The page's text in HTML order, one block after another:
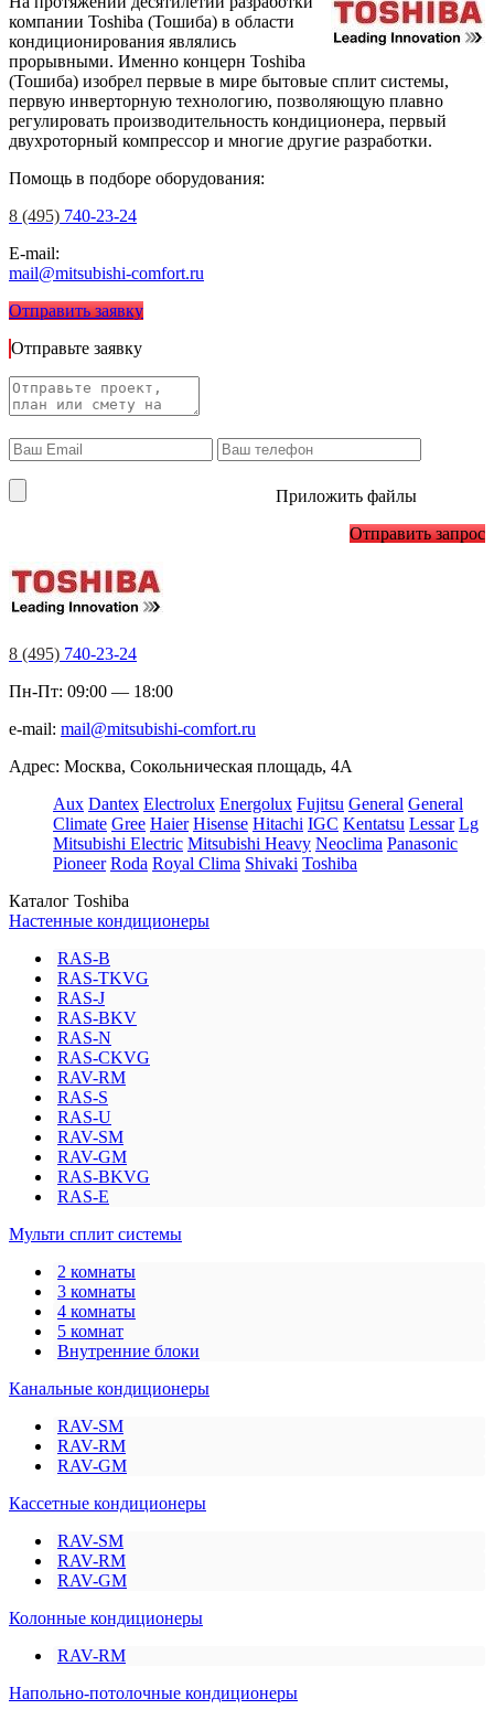
компании Toshiba (Тошиба) в области
кондиционирования являлись
прорывными. Именно концерн Toshiba
(Тошиба) изобрел первые в мире бытовые сплит системы,
первую инверторную технологию, позволяющую плавно
регулировать производительность кондиционера, первый
двухроторный компрессор и многие другие разработки.
Помощь в подборе оборудования:
8 (495) 740-23-24
E-mail:
mail@mitsubishi-comfort.ru
Отправить заявку
Отправьте заявку
Приложить файлы
Отправить запрос
8 (495) 740-23-24
Пн-Пт: 09:00 — 18:00
e-mail: mail@mitsubishi-comfort.ru
Адрес: Москва, Сокольническая площадь, 4А
Aux Dantex Electrolux Energolux Fujitsu General General
Climate Gree Haier Hisense Hitachi IGC Kentatsu Lessar Lg
Mitsubishi Electric Mitsubishi Heavy Neoclima Panasonic
Pioneer Roda Royal Clima Shivaki Toshiba
Каталог Toshiba
Настенные кондиционеры
RAS-B
RAS-TKVG
RAS-J
RAS-BKV
RAS-N
RAS-CKVG
RAV-RM
RAS-S
RAS-U
RAV-SM
RAV-GM
RAS-BKVG
RAS-E
Мульти сплит системы
2 комнаты
3 комнаты
4 комнаты
5 комнат
Внутренние блоки
Канальные кондиционеры
RAV-SM
RAV-RM
RAV-GM
Кассетные кондиционеры
RAV-SM
RAV-RM
RAV-GM
Колонные кондиционеры
RAV-RM
Напольно-потолочные кондиционеры